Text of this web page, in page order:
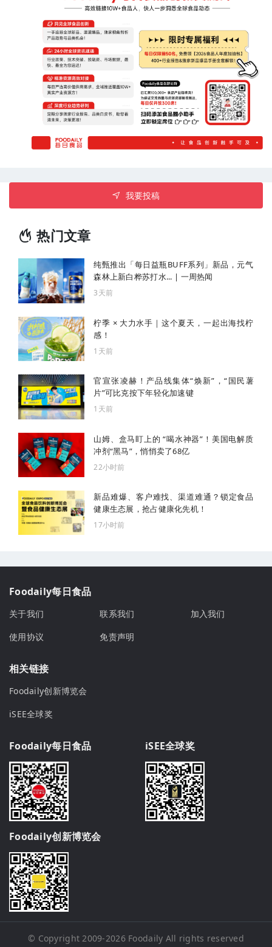
我要投稿
热门文章
纯甄推出「每日益瓶BUFF系列」新品，元气
森林上新白桦苏打水... | 一周热闻
3天前
柠季 × 大力水手｜这个夏天，一起出海找柠
感！
1天前
官宣张凌赫！产品线集体“焕新”，“国民薯
片”可比克按下年轻化加速键
1天前
山姆、盒马盯上的 “喝水神器”！美国电解质
冲剂“黑马”，悄悄卖了68亿
22小时前
新品难爆、客户难找、渠道难通？锁定食品
健康生态展，抢占健康化先机！
17小时前
Foodaily每日食品
关于我们 联系我们
加入我们
使用协议
免责声明
相关链接
Foodaily创新博览会
iSEE全球奖
Foodaily每日食品 iSEE全球奖
Foodaily创新博览会
© Copyright 2009-2026 Foodaily All rights reserved